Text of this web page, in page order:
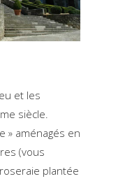
et les
siècle.
» aménagés en
(vous
plantée